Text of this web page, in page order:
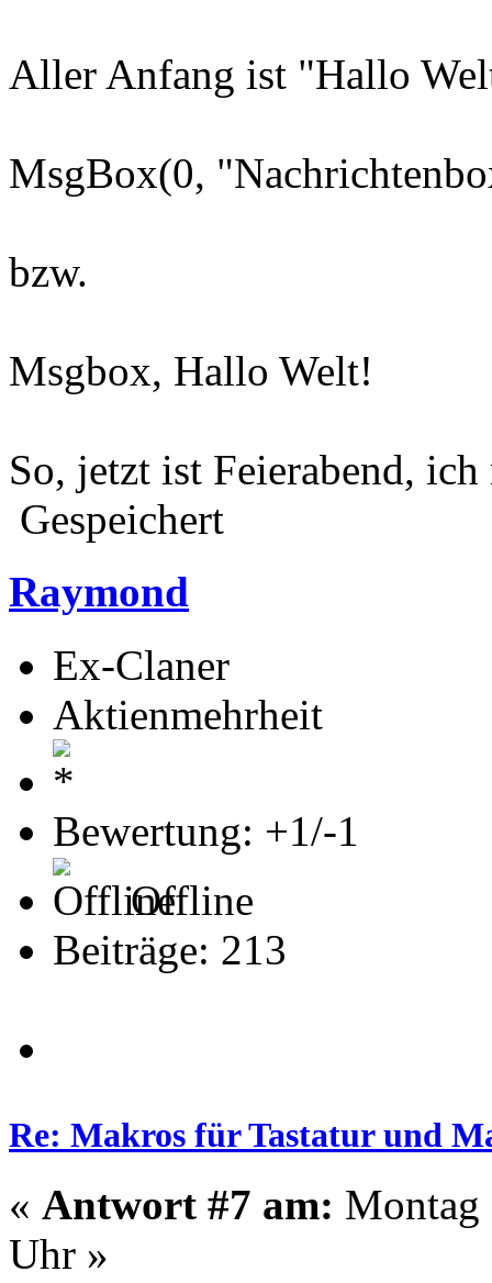
Aller Anfang ist "Hallo
MsgBox(0,
bzw.
Msgbox, Hallo Welt!
So, jetzt ist Feierabend,
Gespeichert
Raymond
Ex-Claner
Aktienmehrheit
Bewertung: +1/-1
Offline
Beiträge: 213
Re: Makros für Tastatur und
« Antwort #7 am: Montag
Uhr »